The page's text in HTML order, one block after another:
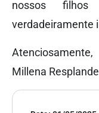
nossos
verdadeiramente
Atenciosamente,
Millena